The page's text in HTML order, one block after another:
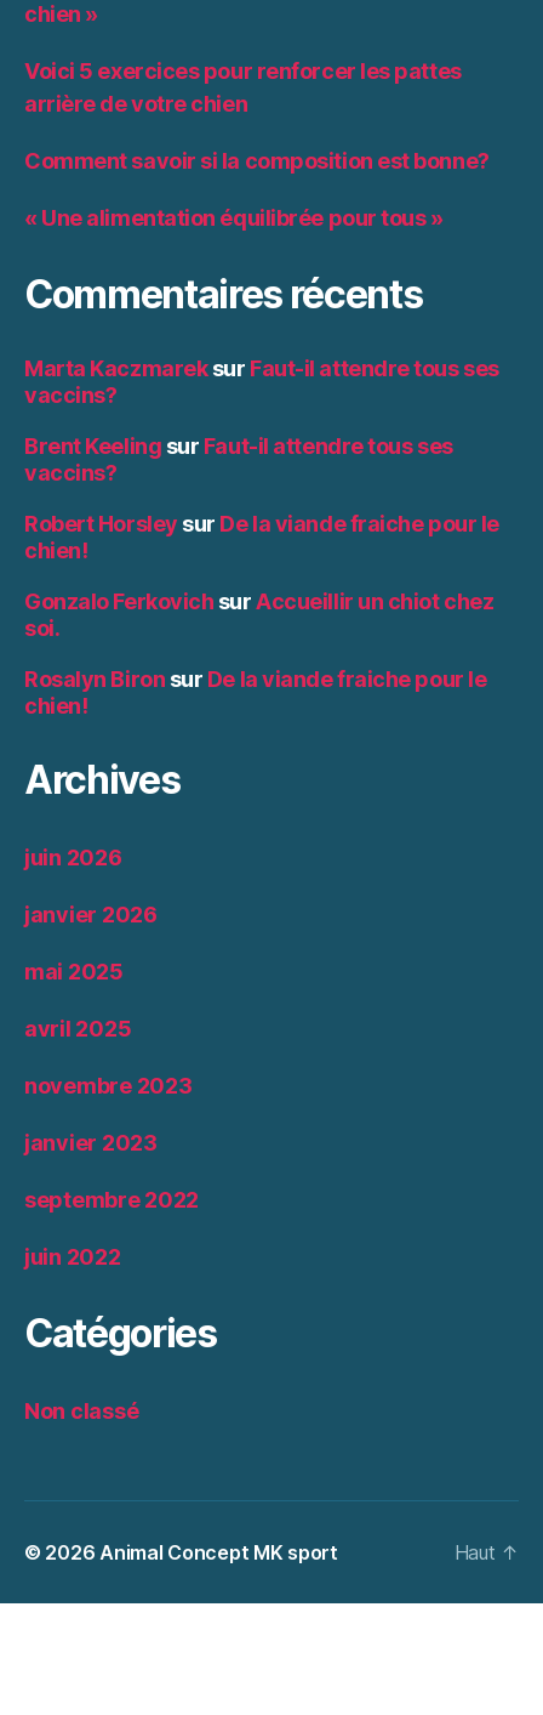
chien »
Voici 5 exercices pour renforcer les pattes
arrière de votre chien
Comment savoir si la composition est bonne?
« Une alimentation équilibrée pour tous »
Commentaires récents
Marta Kaczmareksur Faut-il attendre tous ses
vaccins?
Brent Keeling sur Faut-il attendre tous ses
vaccins?
Robert Horsley sur De la viande fraiche pour le
chien!
Gonzalo Ferkovich surAccueillir un chiot chez
soi.
Rosalyn Biron sur De la viande fraiche pour le
chien!
Archives
juin 2026
janvier 2026
mai 2025
avril 2025
novembre 2023
janvier 2023
septembre 2022
juin 2022
Catégories
Non classé
© 2026Animal Concept MK sport Haut ↑